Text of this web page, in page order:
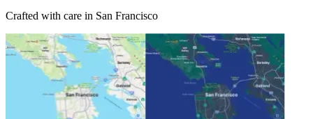
Crafted with care in San Francisco